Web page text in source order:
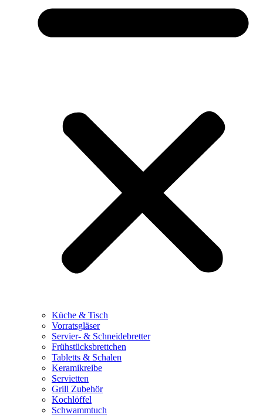
Küche & Tisch
Vorratsgläser
Servier- & Schneidebretter
Frühstücksbrettchen
Tabletts & Schalen
Keramikreibe
Servietten
Grill Zubehör
Kochlöffel
Schwammtuch